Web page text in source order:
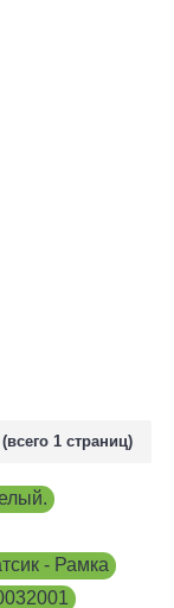
1 страниц)
- Рамка